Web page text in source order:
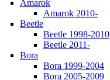
Amarok
Amarok 2010-
Beetle
Beetle 1998-2010
Beetle 2011-
Bora
Bora 1999-2004
Bora 2005-2009